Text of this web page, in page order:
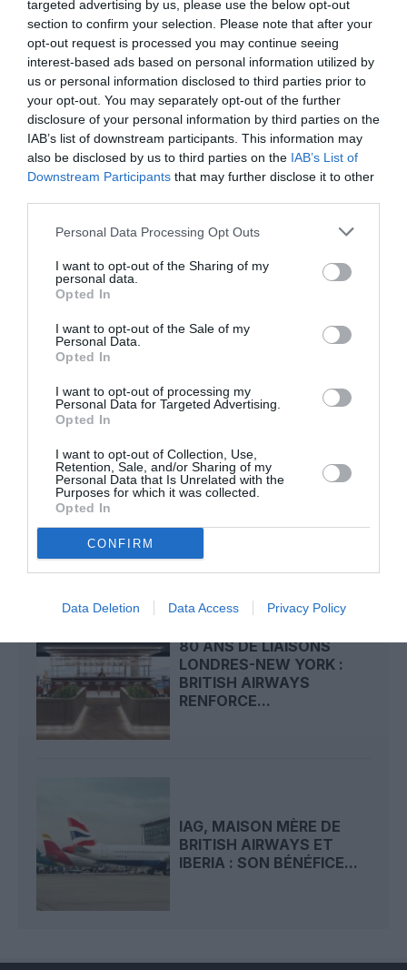
targeted advertising by us, please use the below opt-out
section to confirm your selection. Please note that after your
opt-out request is processed you may continue seeing
interest-based ads based on personal information utilized by
us or personal information disclosed to third parties prior to
your opt-out. You may separately opt-out of the further
disclosure of your personal information by third parties on the
IAB’s list of downstream participants. This information may
also be disclosed by us to third parties on the IAB’s List of
Downstream Participants that may further disclose it to other
Personal Data Processing Opt Outs
I want to opt-out of the Sharing of my
personal data.
Opted In
I want to opt-out of the Sale of my
Personal Data.
Opted In
I want to opt-out of processing my
Personal Data for Targeted Advertising.
Opted In
I want to opt-out of Collection, Use,
Retention, Sale, and/or Sharing of my
Personal Data that Is Unrelated with the
Purposes for which it was collected.
Opted In
CONFIRM
Data Deletion Data Access Privacy Policy
DERNIERS COMMENTAIRES
Nicoa commenté l'article :
A380 de Lufthansa : les « vrais » sièges hublot en
classe Affaires deviennent payants
a commenté l'article :
aérien vers l’Amérique latine
american airlines
finnair iberia partage de codes
LIRE AUSSI
ECLIPSE SOLAIRE 2026 :
IBERIA AFFRÈTE UN
80 ANS DE LIAISONS
LONDRES-NEW YORK :
BRITISH AIRWAYS
RENFORCE...
IAG, MAISON MÈRE DE
BRITISH AIRWAYS ET
IBERIA : SON BÉNÉFICE...